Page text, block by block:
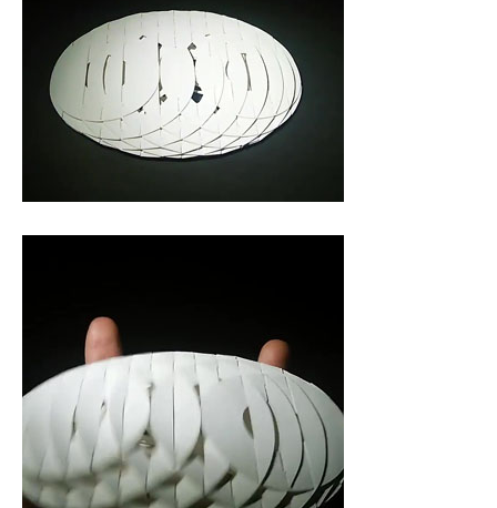
ちょっと気になるネットの話題